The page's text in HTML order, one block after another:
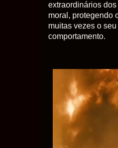
extraordinários
moral, protegendo
muitas vezes o
comportamento.